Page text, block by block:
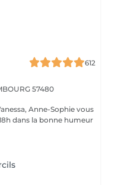
612
57480
Anne-Sophie vous
dans la bonne humeur